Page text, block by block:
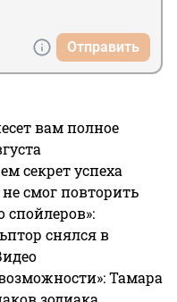
Отправить
вам полное
секрет успеха
смог повторить
снялся в
Тамара